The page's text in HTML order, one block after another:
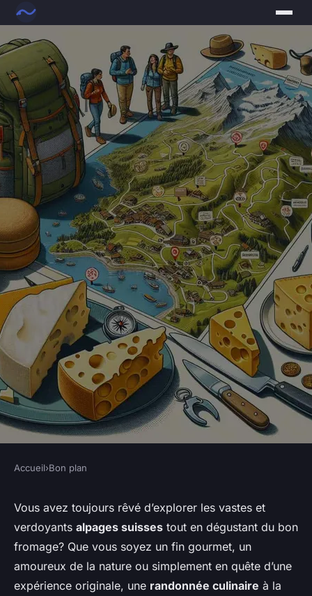
BON PLAN
Comment organiser une
randonnée culinaire à la
découverte des fromages
suisses ?
Accueil›Bon plan
Vous avez toujours rêvé d’explorer les vastes et
verdoyants alpages suisses tout en dégustant du bon
fromage? Que vous soyez un fin gourmet, un
amoureux de la nature ou simplement en quête d’une
expérience originale, une randonnée culinaire à la